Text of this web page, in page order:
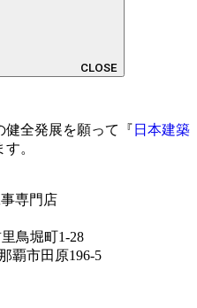
CLOSE
健全発展を願って『 日本建築
。
専門店
鳥堀町1-28
覇市田原196-5